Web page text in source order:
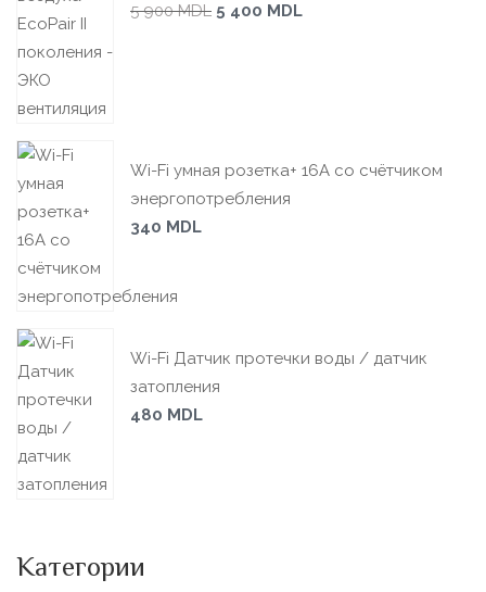
5 900MDL 5 400 MDL
Wi-Fi умная розетка+ 16А со счётчиком
энергопотребления
340 MDL
Wi-Fi Датчик протечки воды / датчик
затопления
480 MDL
Категории